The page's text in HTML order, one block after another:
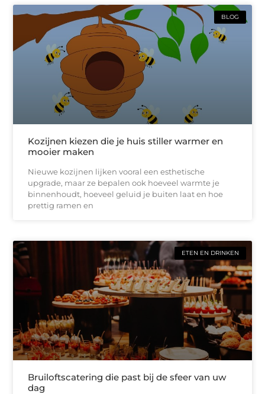
BLOG
Kozijnen kiezen die je huis stiller warmer en
mooier maken
Nieuwe kozijnen lijken vooral een esthetische
upgrade, maar ze bepalen ook hoeveel warmte je
binnenhoudt, hoeveel geluid je buiten laat en hoe
prettig ramen en
ETEN EN DRINKEN
Bruiloftscatering die past bij de sfeer van uw
dag